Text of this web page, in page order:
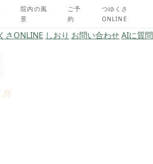
院内の風
景
ご予
約
つゆくさ
ONLINE
さONLINE しおり お問い合わせAIに質問
2014